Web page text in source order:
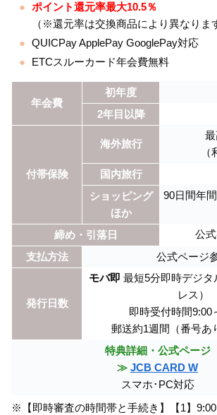
ポイント還元率最大10.5％
（※還元率は交換商品により異なりま
QUICPay ApplePay GooglePay対応
ETCスルーカード年会費無料
年会費
初年度
2年目以降
付帯保険
海外旅行
（
国内旅行
ショッピング
ほか
90日間年
締め・引落日
公
支払方法
公式ページ
発行日数
モバ即 最短5分即時デジ
レス）
即時受付時間9:00
郵送約1週間（番号あ
特典詳細・公式ページ
≫ JCB CARD W
スマホ･PC対応
※【即時審査の時間帯と手続き】【1】